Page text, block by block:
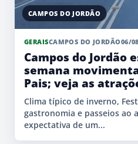
CAMPOS DO JORDÃO
GERAISCAMPOS DO JORDÃO06/
Campos do Jordão
semana
Pais; veja as
atrair turistas à
Clima típico de inverno,
gastronomia e passeios ao
expectativa de um...